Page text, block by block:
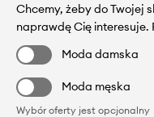
Chcemy, żeby do Twojej
naprawdę Cię interesuje.
Moda damska
Moda męska
Wybór oferty jest opcjonalny